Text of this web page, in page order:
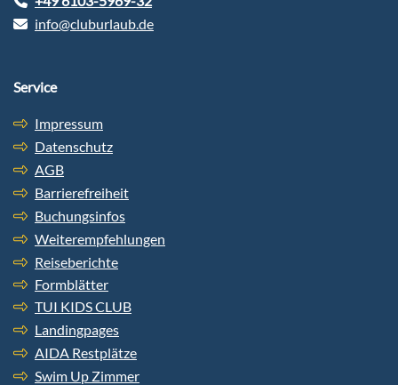
info@cluburlaub.de
Service
Impressum
Datenschutz
AGB
Barrierefreiheit
Buchungsinfos
Weiterempfehlungen
Reiseberichte
Formblätter
TUI KIDS CLUB
Landingpages
AIDA Restplätze
Swim Up Zimmer